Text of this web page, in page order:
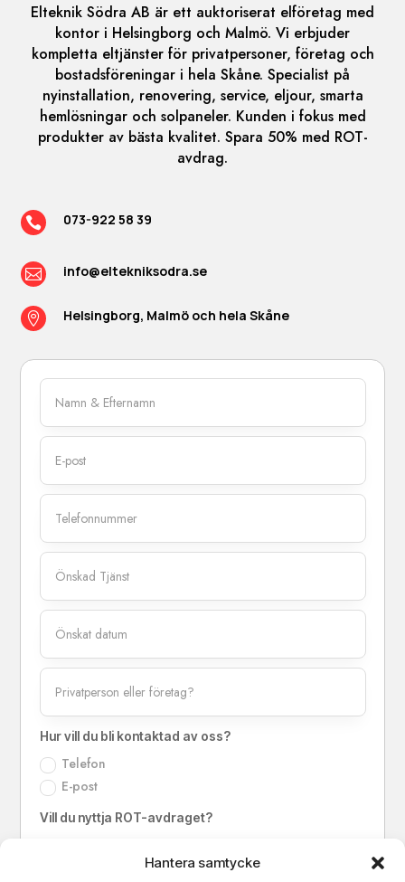
Hantera samtycke
Elteknik Södra AB är ett auktoriserat elföretag med
kontor i Helsingborg och Malmö. Vi erbjuder
kompletta eltjänster för privatpersoner, företag och
bostadsföreningar i hela Skåne. Specialist på
nyinstallation, renovering, service, eljour, smarta
hemlösningar och solpaneler. Kunden i fokus med
produkter av bästa kvalitet. Spara 50% med ROT-
avdrag.
 073-922 58 39
 info@eltekniksodra.se
 Helsingborg, Malmö och hela Skåne
Hur vill du bli kontaktad av oss?
Telefon
E-post
Vill du nyttja ROT-avdraget?